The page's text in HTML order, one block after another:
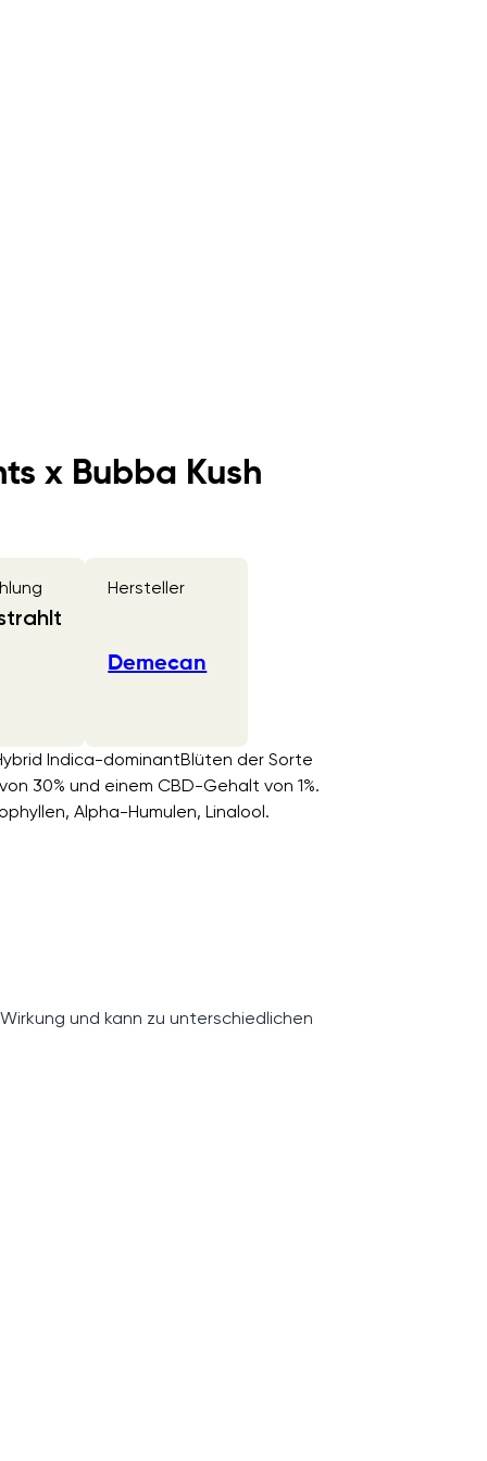
x Bubba Kush
Hersteller
Demecan
Indica-dominantBlüten der Sorte
30% und einem CBD-Gehalt von 1%.
Alpha-Humulen, Linalool.
und kann zu unterschiedlichen